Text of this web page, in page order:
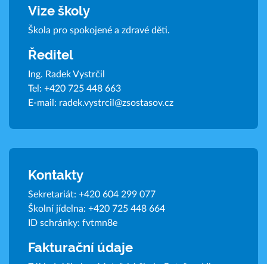
Vize školy
Škola pro spokojené a zdravé děti.
Ředitel
Ing. Radek Vystrčil
Tel: +420 725 448 663
E-mail: radek.vystrcil@zsostasov.cz
Kontakty
Sekretariát: +420 604 299 077
Školní jídelna: +420 725 448 664
ID schránky: fvtmn8e
Fakturační údaje